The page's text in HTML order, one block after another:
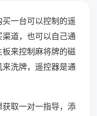
一台可以控制的遥
道，也可以自己通
来控制麻将牌的磁
洗牌，遥控器是通
取一对一指导，添